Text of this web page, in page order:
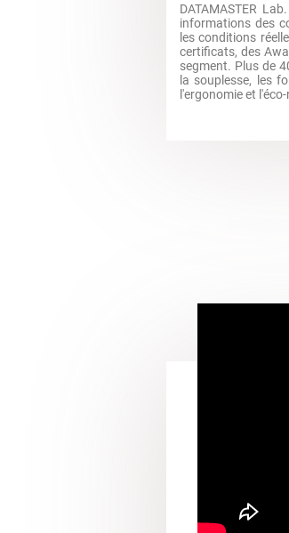
DATAMASTER
informations des
les conditions
certificats, des
segment. Plus de
la souplesse, les
l'ergonomie et